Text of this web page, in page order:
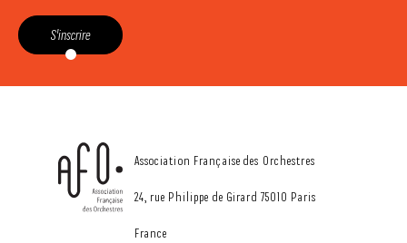
S'inscrire
CONTACT
Association Française des Orchestres
24, rue Philippe de Girard 75010 Paris
France